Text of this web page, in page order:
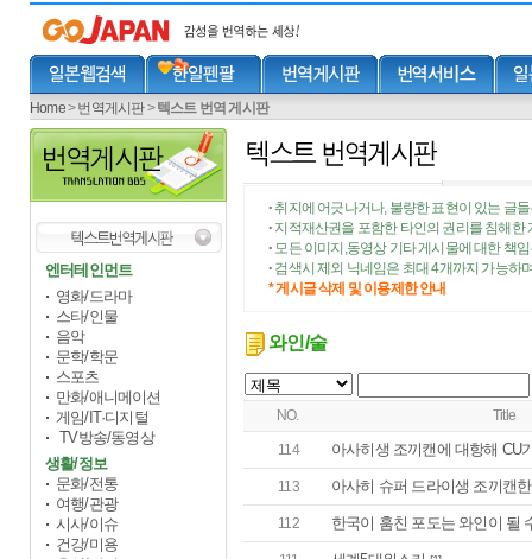
Home>번역게시판>텍스트 번역 게시판
엔터테인먼트
영화/드라마
스타/인물
음악
문학/학문
스포츠
만화/애니메이션
게임/IT·디지털
TV방송/동영상
생활/정보
문화/전통
여행/관광
시사/이슈
건강/미용
• 취지에 어긋나거나, 불량한 표현이 있는 글
• 지적재산권을 포함한 타인의 권리를 침해한
• 모든 이미지,동영상 기타 게시물에 대한 책
• 검색시 제외 닉네임은 최대 4개까지 가능하
* 게시글 삭제 및 이용제한 안내
와인/술
NO. Title
114 아사히생 조끼캔에 대항해 CU
113 아사히 슈퍼 드라이생 조끼캔
112 한국이 훔친 포도는 와인이 될